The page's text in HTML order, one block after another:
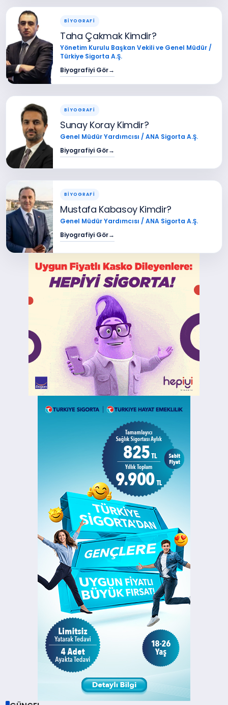
BİYOGRAFİ
Taha Çakmak Kimdir?
Yönetim Kurulu Başkan Vekili ve Genel Müdür /
Türkiye Sigorta A.Ş.
Biyografiyi Gör→
BİYOGRAFİ
Sunay Koray Kimdir?
Genel Müdür Yardımcısı / ANA Sigorta A.Ş.
Biyografiyi Gör→
BİYOGRAFİ
Mustafa Kabasoy Kimdir?
Genel Müdür Yardımcısı / ANA Sigorta A.Ş.
Biyografiyi Gör→